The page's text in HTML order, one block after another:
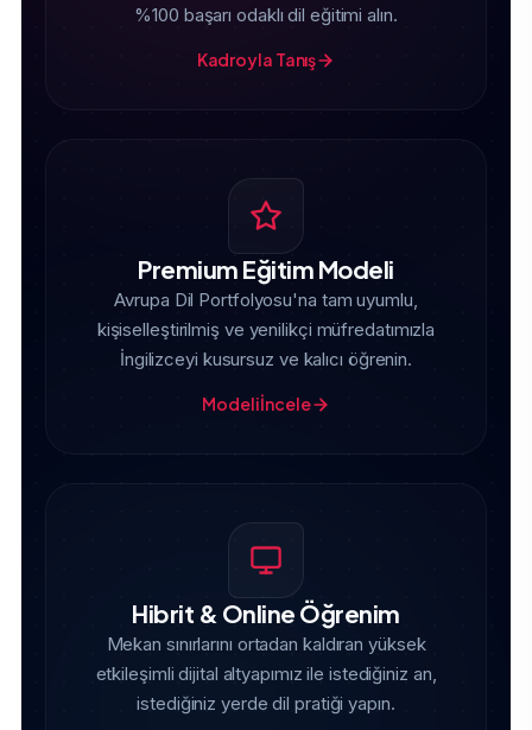
%100 başarı odaklı dil eğitimi alın.
Kadroyla Tanış
Premium Eğitim Modeli
Avrupa Dil Portfolyosu'na tam uyumlu,
kişiselleştirilmiş ve yenilikçi müfredatımızla
İngilizceyi kusursuz ve kalıcı öğrenin.
Modeli İncele
Hibrit & Online Öğrenim
Mekan sınırlarını ortadan kaldıran yüksek
etkileşimli dijital altyapımız ile istediğiniz an,
istediğiniz yerde dil pratiği yapın.